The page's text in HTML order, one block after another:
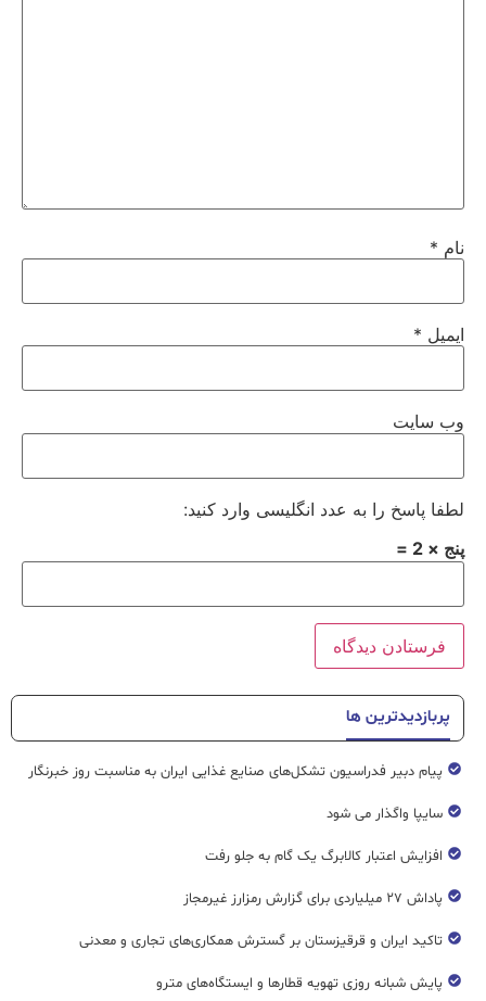
نام *
ایمیل *
وب‌ سایت
لطفا پاسخ را به عدد انگلیسی وارد کنید:
پنج × 2 =
پربازدیدترین ها
پیام دبیر فدراسیون تشکل‌های صنایع غذایی ایران به مناسبت روز خبرنگار
سایپا واگذار می شود
افزایش اعتبار کالابرگ یک گام به جلو رفت
پاداش ۲۷ میلیاردی برای گزارش رمزارز غیرمجاز
تاکید ایران و قرقیزستان بر گسترش همکاری‌های تجاری و معدنی
پایش شبانه روزی تهویه قطار‌ها و ایستگاه‌های مترو